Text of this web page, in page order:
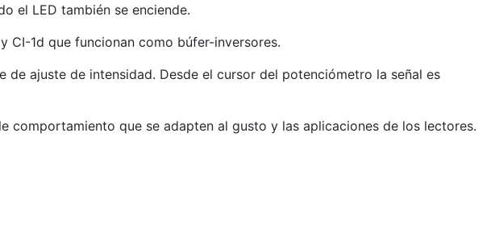
el LED también se enciende.
CI-1d que funcionan como búfer-inversores.
ajuste de intensidad. Desde el cursor del potenciómetro la señal es
que se adapten al gusto y las aplicaciones de los lectores.